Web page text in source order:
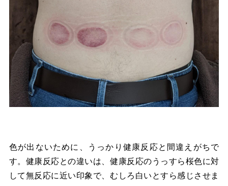
色が出ないために、うっかり健康反応と間違えがちで
す。健康反応との違いは、健康反応のうっすら桜色に対
して無反応に近い印象で、むしろ白いとすら感じさせま